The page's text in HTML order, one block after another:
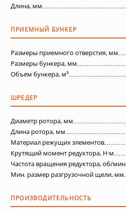
Длина, мм
ПРИЕМНЫЙ БУНКЕР
Размеры приемного отверстия, мм
Размеры бункера, мм
Объем бункера, м³
ШРЕДЕР
Диаметр ротора, мм
Длина ротора, мм
Материал режущих элементов
Крутящий момент редуктора, Н·м
Частота вращения редуктора, об/мин
Мин. размер разгрузочной щели, мм
ПРОИЗВОДИТЕЛЬНОСТЬ